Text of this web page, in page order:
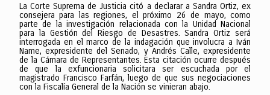
La Corte Suprema de Justicia citó a declarar a Sandra Ortiz, ex
consejera para las regiones, el próximo 26 de mayo, como
parte de la investigación relacionada con la Unidad Nacional
para la Gestión del Riesgo de Desastres. Sandra Ortiz será
interrogada en el marco de la indagación que involucra a Iván
Name, expresidente del Senado, y Andrés Calle, expresidente
de la Cámara de Representantes. Esta citación ocurre después
de que la exfuncionaria solicitara ser escuchada por el
magistrado Francisco Farfán, luego de que sus negociaciones
con la Fiscalía General de la Nación se vinieran abajo.